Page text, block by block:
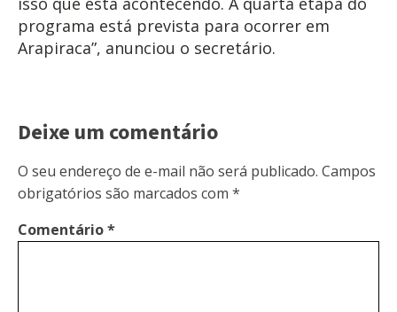
programa está prevista para ocorrer em
Arapiraca”, anunciou o secretário.
Deixe um comentário
O seu endereço de e-mail não será publicado. Campos
obrigatórios são marcados com *
Comentário*